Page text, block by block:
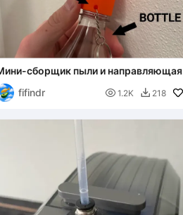
сборщик пыли и направляющая
для дрели
fifindr
 1.2K  218